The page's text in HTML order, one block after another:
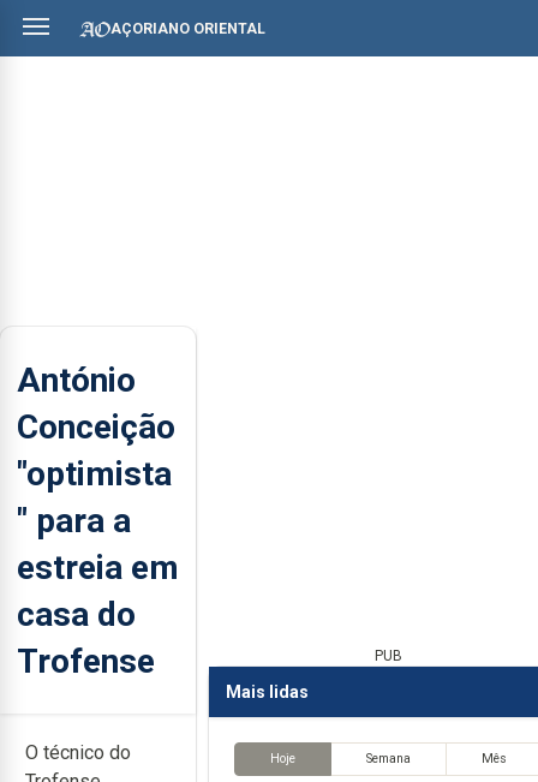
AÇORIANO ORIENTAL
António
Conceição
"optimista
" para a
estreia em
casa do
Trofense
O técnico do
PUB
Mais lidas
Hoje Semana Mês